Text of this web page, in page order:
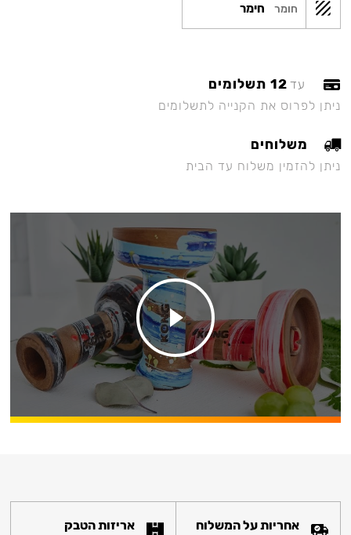
חומר חימר
עד 12 תשלומים
ניתן לפרוס את הקנייה לתשלומים
משלוחים
ניתן להזמין משלוח עד הבית
אחריות על המשלוח אריזות הטבק